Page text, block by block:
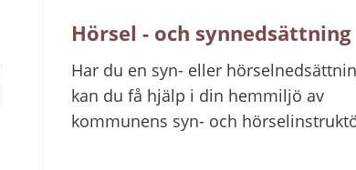
Hörsel - och synnedsättning
Har du en syn- eller
kan du få hjälp i din hemmiljö av
kommunens syn- och